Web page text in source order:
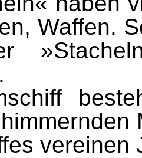
Waffen.
vereinen